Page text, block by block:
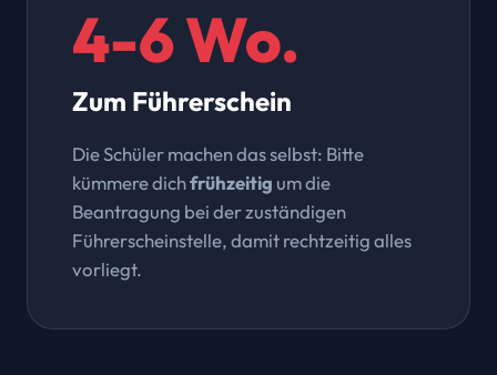
4-6 Wo.
Zum Führerschein
Die Schüler machen das selbst: Bitte
kümmere dichfrühzeitig um die
Beantragung bei der zuständigen
Führerscheinstelle, damit rechtzeitig alles
vorliegt.